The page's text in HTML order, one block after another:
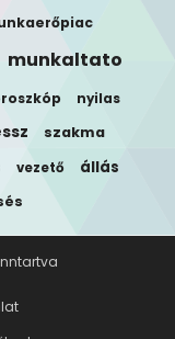
munkaltato
nyilas
szakma
vezető állás